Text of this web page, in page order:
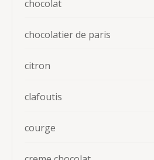
chocolat
chocolatier de paris
citron
clafoutis
courge